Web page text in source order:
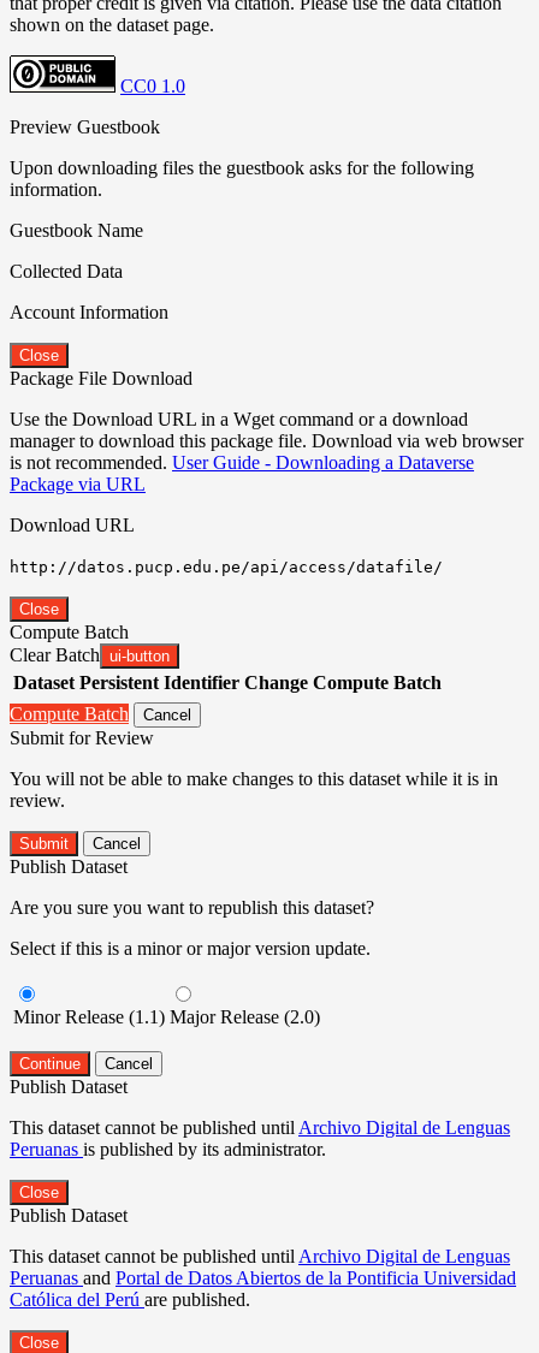
shown on the dataset page.
CC0 1.0
Preview Guestbook
Upon downloading files the guestbook asks for the following
information.
Guestbook Name
Collected Data
Account Information
Close
Package File Download
Use the Download URL in a Wget command or a download
manager to download this package file. Download via web browser
is not recommended. User Guide - Downloading a Dataverse
Package via URL
Download URL
http://datos.pucp.edu.pe/api/access/datafile/
Close
Compute Batch
Clear Batch ui-button
Dataset Persistent Identifier Change Compute Batch
Compute Batch
Cancel
Submit for Review
You will not be able to make changes to this dataset while it is in
review.
Submit Cancel
Publish Dataset
Are you sure you want to republish this dataset?
Select if this is a minor or major version update.
Minor Release (1.1) Major Release (2.0)
Continue Cancel
Publish Dataset
This dataset cannot be published until Archivo Digital de Lenguas
Peruanas is published by its administrator.
Close
Publish Dataset
This dataset cannot be published until Archivo Digital de Lenguas
Peruanas and Portal de Datos Abiertos de la Pontificia Universidad
Católica del Perú are published.
Close